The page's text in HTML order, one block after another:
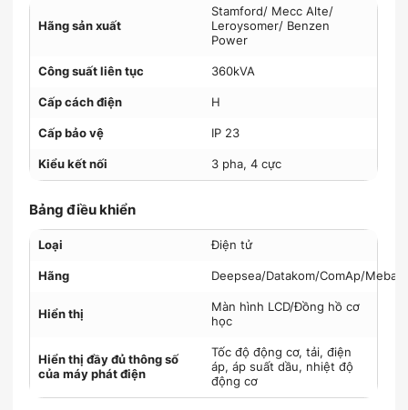
Hãng sản xuất
Stamford/ Mecc Alte/
Leroysomer/ Benzen
Power
Công suất liên tục 360kVA
Cấp cách điện H
Cấp bảo vệ IP 23
Kiểu kết nối 3 pha, 4 cực
Bảng điều khiển
Loại Điện tử
Hãng Deepsea/Datakom/ComAp/Mebay
Hiển thị
Màn hình LCD/Đồng hồ cơ
học
Hiển thị đầy đủ thông số
của máy phát điện
Tốc độ động cơ, tải, điện
áp, áp suất dầu, nhiệt độ
động cơ